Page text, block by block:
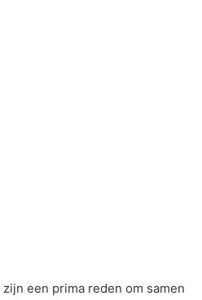
een prima reden om samen